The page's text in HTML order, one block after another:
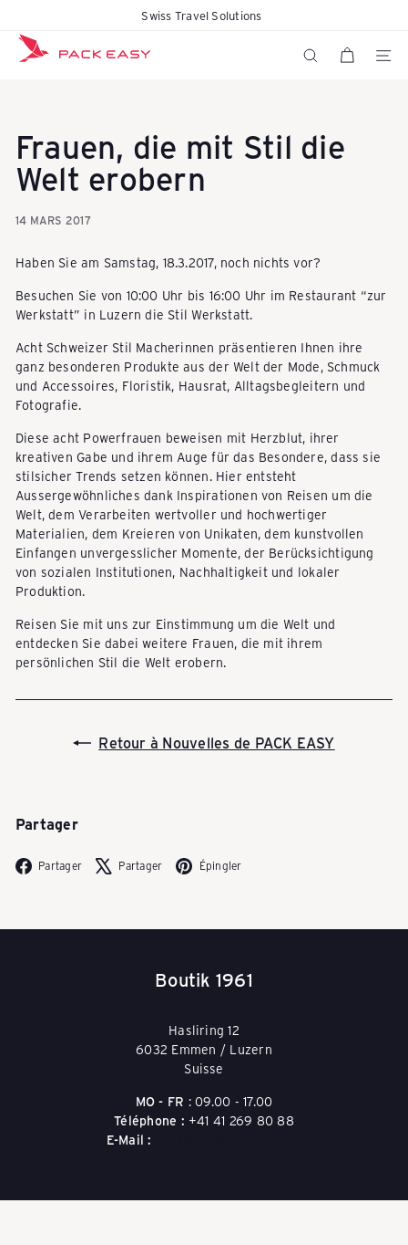
contenu
Swiss Travel Solutions
K
o
f
f
e
r
k
a
u
f
e
P
A
RECHERCHER
Frauen, die mit Stil die
Welt erobern
14 MARS 2017
Haben Sie am Samstag, 18.3.2017, noch nichts vor?
Besuchen Sie von 10:00 Uhr bis 16:00 Uhr im Restaurant “zur
Werkstatt” in Luzern die Stil Werkstatt.
Acht Schweizer Stil Macherinnen präsentieren Ihnen ihre
ganz besonderen Produkte aus der Welt der Mode, Schmuck
und Accessoires, Floristik, Hausrat, Alltagsbegleitern und
Fotografie.
Diese acht Powerfrauen beweisen mit Herzblut, ihrer
kreativen Gabe und ihrem Auge für das Besondere, dass sie
stilsicher Trends setzen können. Hier entsteht
Aussergewöhnliches dank Inspirationen von Reisen um die
Welt, dem Verarbeiten wertvoller und hochwertiger
Materialien, dem Kreieren von Unikaten, dem kunstvollen
Einfangen unvergesslicher Momente, der Berücksichtigung
von sozialen Institutionen, Nachhaltigkeit und lokaler
Produktion.
Reisen Sie mit uns zur Einstimmung um die Welt und
entdecken Sie dabei weitere Frauen, die mit ihrem
persönlichen Stil die Welt erobern.
Retour à Nouvelles de PACK EASY
Partager
Partager Facebook
Partager X Épingler
Boutik 1961
Hasliring 12
6032 Emmen / Luzern
Suisse
MO - FR : 09.00 - 17.00
Téléphone : +41 41 269 80 88
E-Mail :